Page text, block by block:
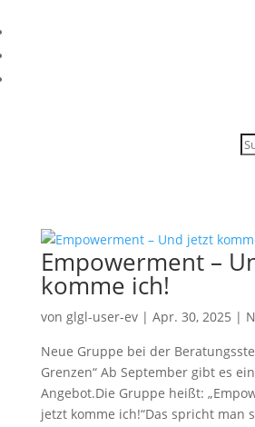
Empowerment –
komme ich!
von glgl-user-ev| Apr. 30, 2025 |
Neue Gruppe bei der
Grenzen“ Ab September gibt es
Angebot.Die Gruppe heißt:
jetzt komme ich!“Das spricht man